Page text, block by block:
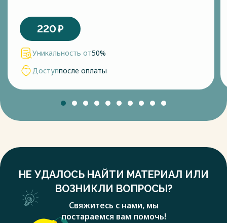
220₽
Уникальность от50%
Доступпосле оплаты
НЕ УДАЛОСЬ НАЙТИ МАТЕРИАЛ ИЛИ
ВОЗНИКЛИ ВОПРОСЫ?
Свяжитесь с нами, мы
постараемся вам помочь!